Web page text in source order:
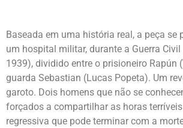
Baseada em uma história real, a peça se
um hospital militar, durante a Guerra
1939), dividido entre o prisioneiro Rapún
guarda Sebastian (Lucas Popeta). Um
garoto. Dois homens que não se
forçados a compartilhar as horas
regressiva que pode terminar com a